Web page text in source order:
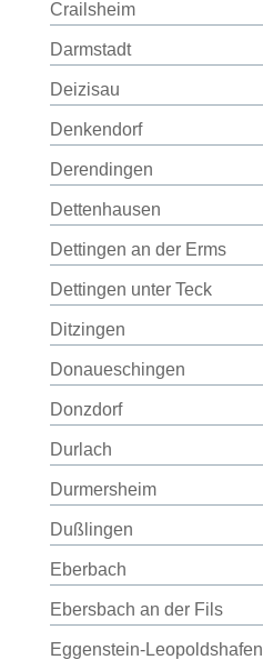
Crailsheim
Darmstadt
Deizisau
Denkendorf
Derendingen
Dettenhausen
Dettingen an der Erms
Dettingen unter Teck
Ditzingen
Donaueschingen
Donzdorf
Durlach
Durmersheim
Dußlingen
Eberbach
Ebersbach an der Fils
Eggenstein-Leopoldshafen